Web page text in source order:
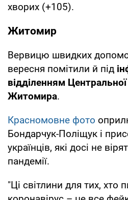
хворих (+105).
Житомир
Вервицю швидких
вересня помітили й під
відділенням
Житомира.
Красномовне фото
Бондарчук-Поліщук і
українців, які досі не
пандемії.
"Ці світлини для тих,